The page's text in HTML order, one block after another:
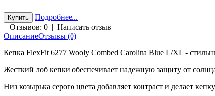
Подробнее...
Отзывов: 0 | Написать отзыв
ОписаниеОтзывы (0)
Кепка FlexFit 6277 Wooly Combed Carolina Blue L/XL -
Жесткий лоб кепки обеспечивает надежную защиту от
Низ козырька серого цвета добавляет контраст и делает